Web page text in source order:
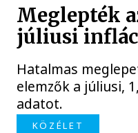
Meglepték
júliusi
Hatalmas
elemzők a júliusi,
adatot.
KÖZÉLET